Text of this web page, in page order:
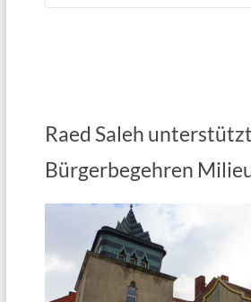
Raed Saleh
Bürgerbegehren